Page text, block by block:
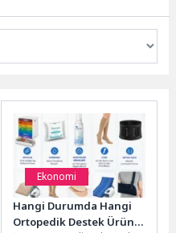
Ekonomi
Hangi Durumda Hangi
Ortopedik Destek Ürünü